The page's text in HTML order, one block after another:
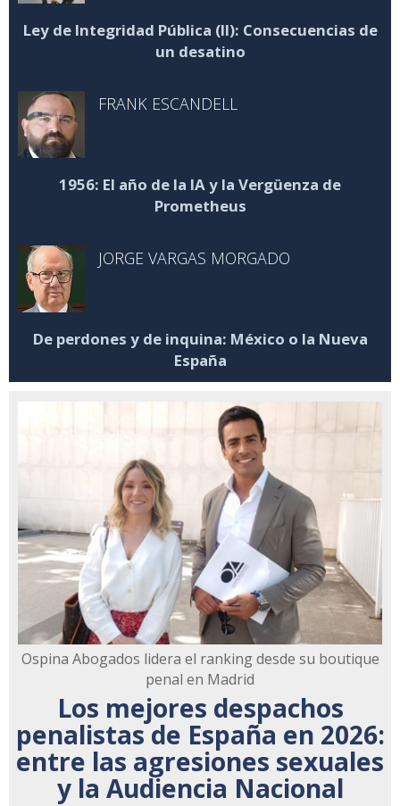
Ley de Integridad Pública (II): Consecuencias de
un desatino
FRANK ESCANDELL
1956: El año de la IA y la Vergüenza de
Prometheus
JORGE VARGAS MORGADO
De perdones y de inquina: México o la Nueva
España
Ospina Abogados lidera el ranking desde su boutique
penal en Madrid
Los mejores despachos
penalistas de España en 2026:
entre las agresiones sexuales
y la Audiencia Nacional